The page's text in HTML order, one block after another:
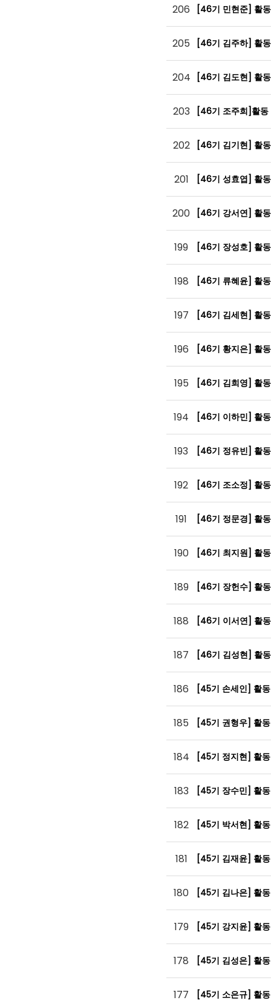
206 [46기 민현준] 활
205 [46기 김주하] 활
204 [46기 김도현] 활
203 [46기 조주희]활
202 [46기 김기현] 활
201 [46기 성효엽] 활
200 [46기 강서연] 활
199 [46기 장성호] 활
198 [46기 류혜윤] 활
197 [46기 김세현] 활
196 [46기 황지은] 활
195 [46기 김희영] 활
194 [46기 이하민] 활
193 [46기 정유빈] 활
192 [46기 조소정] 활
191 [46기 정문경] 활
190 [46기 최지원] 활
189 [46기 장헌수] 활
188 [46기 이서연] 활
187 [46기 김성현] 활
186 [45기 손세인] 활
185 [45기 권형우] 활
184 [45기 정지현] 활
183 [45기 장수민] 활
182 [45기 박서현] 활
181 [45기 김재윤] 활
180 [45기 김나은] 활
179 [45기 강지윤] 활
178 [45기 김성은] 활
177 [45기 소은규] 활